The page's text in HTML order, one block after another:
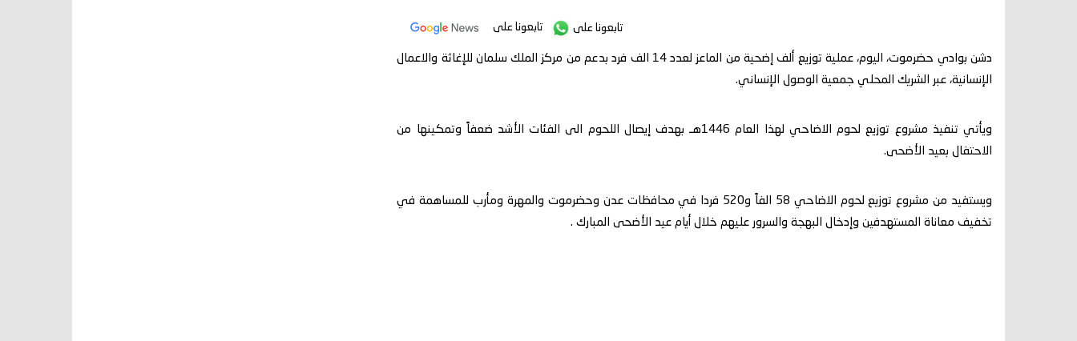
تابعونا على تابعونا على
دشن بوادي حضرموت، اليوم، عملية توزيع ألف إضحية من الماعز لعدد 14 الف فرد بدعم من مركز الملك سلمان للإغاثة والاعمال
الإنسانية، عبر الشريك المحلي جمعية الوصول الإنساني.
ويأتي تنفيذ مشروع توزيع لحوم الاضاحي لهذا العام 1446هـ بهدف إيصال اللحوم الى الفئات الأشد ضعفاً وتمكينها من
الاحتفال بعيد الأضحى.
ويستفيد من مشروع توزيع لحوم الاضاحي 58 الفاً و520 فردا في محافظات عدن وحضرموت والمهرة ومأرب للمساهمة في
تخفيف معاناة المستهدفين وإدخال البهجة والسرور عليهم خلال أيام عيد الأضحى المبارك .